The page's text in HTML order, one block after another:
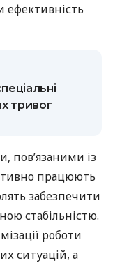
ефективність
тривог
пов’язаними із
працюють
забезпечити
стабільністю.
роботи
ситуацій, а